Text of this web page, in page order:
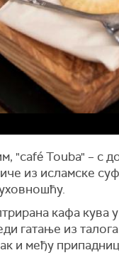
"café Touba" – с
из исламске
кафа кува
гатање из
и међу